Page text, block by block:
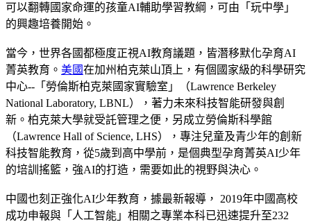
可以翻轉國家命運的孩童AI輔助學習教綱，可由「玩中學」
的興趣培養開始。
當今，世界各國都極度正視AI教育議題，皆潛移默化孕育AI
菁英教育。 美國在加州柏克萊山頂上，有個國家級的科學研究
中心--「勞倫斯柏克萊國家實驗室」（Lawrence Berkeley
National Laboratory, LBNL），著力未來科技智能研發與創
新。柏克萊大學就受託管理之便，另成立勞倫斯科學館
（Lawrence Hall of Science, LHS），專注兒童及青少年的創新
科技智能教育，從5歲到高中學前，是個典型孕育菁英AI少年
的培訓搖籃，強AI的打造，需要如此的視野與決心。
中國也刻正強化AI少年教育，據最新報導， 2019年中國高校
成功申報與「人工智能」相關之專業本科已迅速提升至232